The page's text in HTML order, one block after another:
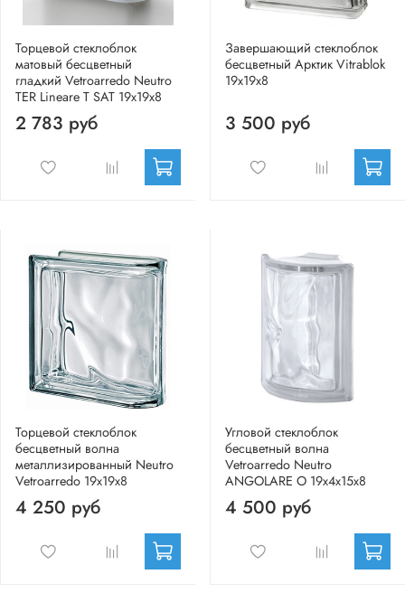
Торцевой стеклоблок
матовый бесцветный
гладкий Vetroarredo Neutro
TER Lineare T SAT 19x19x8
2 783 руб
Завершающий стеклоблок
бесцветный Арктик Vitrablok
19x19x8
3 500 руб
Торцевой стеклоблок
бесцветный волна
металлизированный Neutro
Vetroarredo 19x19x8
4 250 руб
Угловой стеклоблок
бесцветный волна
Vetroarredo Neutro
ANGOLARE O 19x4x15x8
4 500 руб